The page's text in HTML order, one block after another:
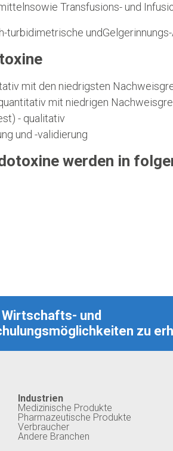
Transfusions- und
undGelgerinnungs-
mit den niedrigsten
mit niedrigen
- qualitativ
und -validierung
werden in
und
zu
Industrien
Medizinische Produkte
Pharmazeutische Produkte
Verbraucher
Andere Branchen